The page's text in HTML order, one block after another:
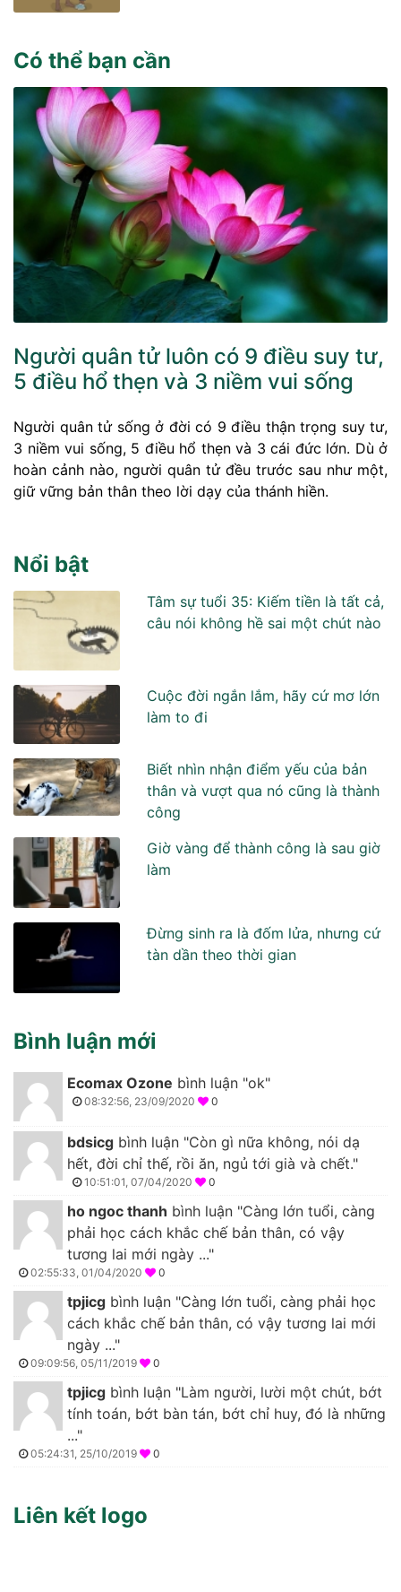
Có thể bạn cần
Người quân tử luôn có 9 điều suy tư,
5 điều hổ thẹn và 3 niềm vui sống
Người quân tử sống ở đời có 9 điều thận trọng suy tư,
3 niềm vui sống, 5 điều hổ thẹn và 3 cái đức lớn. Dù ở
hoàn cảnh nào, người quân tử đều trước sau như một,
giữ vững bản thân theo lời dạy của thánh hiền.
Nổi bật
Tâm sự tuổi 35: Kiếm tiền là tất cả,
câu nói không hề sai một chút nào
Cuộc đời ngắn lắm, hãy cứ mơ lớn
làm to đi
Biết nhìn nhận điểm yếu của bản
thân và vượt qua nó cũng là thành
công
Giờ vàng để thành công là sau giờ
làm
Đừng sinh ra là đốm lửa, nhưng cứ
tàn dần theo thời gian
Bình luận mới
Ecomax Ozone bình luận "ok"
08:32:56, 23/09/2020 0
bdsicg bình luận "Còn gì nữa không, nói dạ
hết, đời chỉ thế, rồi ăn, ngủ tới già và chết."
10:51:01, 07/04/2020 0
ho ngoc thanh bình luận "Càng lớn tuổi, càng
phải học cách khắc chế bản thân, có vậy
tương lai mới ngày ..."
02:55:33, 01/04/2020 0
tpjicg bình luận "Càng lớn tuổi, càng phải học
cách khắc chế bản thân, có vậy tương lai mới
ngày ..."
09:09:56, 05/11/2019 0
tpjicg bình luận "Làm người, lười một chút, bớt
tính toán, bớt bàn tán, bớt chỉ huy, đó là những
..."
05:24:31, 25/10/2019 0
Liên kết logo